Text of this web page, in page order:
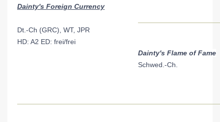
Dainty's Foreign Currency
Dt.-Ch (GRC), WT, JPR
HD: A2 ED: frei/frei
Dainty's Flame of Fame
Schwed .-Ch.